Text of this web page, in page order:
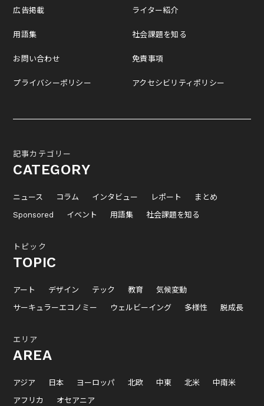
広告掲載
用語集
お問い合わせ
プライバシーポリシー
ライター紹介
社会課題を知る
免責事項
アクセシビリティポリシー
記事カテゴリー
CATEGORY
ニュース コラム インタビュー レポート
まとめ
Sponsored
イベント 用語集 社会課題を知る
トピック
TOPIC
アート デザイン テック 教育
気候変動
サーキュラーエコノミー
ウェルビーイング 多様性 脱成長
エリア
AREA
アジア 日本 ヨーロッパ 北欧 中東 北米
中南米
アフリカ
オセアニア